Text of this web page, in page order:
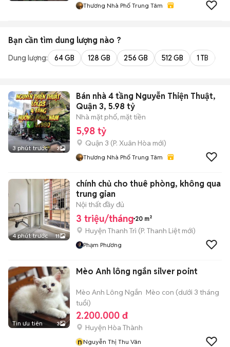
Thương Nhà Phố Trung Tâm
Bạn cần tìm dung lượng nào ?
Dung lượng: 64 GB 128 GB 256 GB 512 GB 1 TB
3 phút trước 3
Bán nhà 4 tầng Nguyễn Thiện Thuật,
Quận 3, 5.98 tỷ
Nhà mặt phố, mặt tiền
5,98 tỷ
Quận 3 (P. Xuân Hòa mới)
Thương Nhà Phố Trung Tâm
4 phút trước 11
chính chủ cho thuê phòng, không qua
trung gian
Nội thất đầy đủ
3 triệu/tháng 20 m²
Huyện Thanh Trì (P. Thanh Liệt mới)
Phạm Phương
Tin ưu tiên 3
Mèo Anh lông ngắn silver point
Mèo Anh Lông Ngắn Mèo con (dưới 3 tháng
tuổi)
2.200.000 đ
Huyện Hòa Thành
nNguyễn Thị Thu Vân